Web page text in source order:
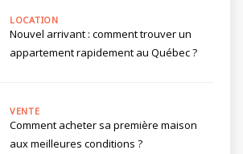
LOCATION
Nouvel arrivant : comment trouver un
appartement rapidement au Québec ?
VENTE
Comment acheter sa première maison
aux meilleures conditions ?